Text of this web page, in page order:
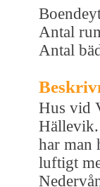
Antal
Antal
Hus vid
Hällevik.
har man
luftigt